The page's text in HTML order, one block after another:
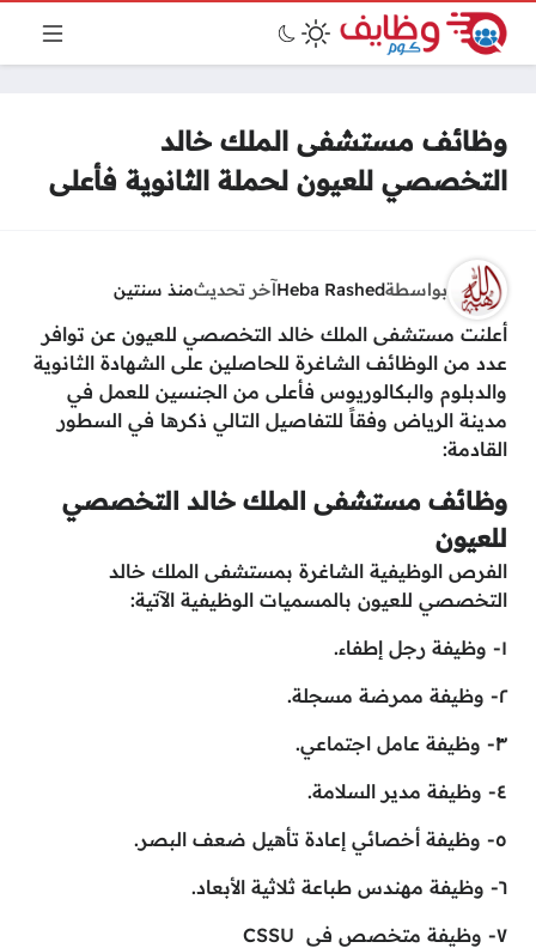
وظائف مستشفى الملك خالد
التخصصي للعيون لحملة الثانوية فأعلى
بواسطةHeba Rashedآخر تحديثمنذ سنتين
أعلنت مستشفى الملك خالد التخصصي للعيون عن توافر
عدد من الوظائف الشاغرة للحاصلين على الشهادة الثانوية
والدبلوم والبكالوريوس فأعلى من الجنسين للعمل في
مدينة الرياض وفقاً للتفاصيل التالي ذكرها في السطور
القادمة:
وظائف مستشفى الملك خالد التخصصي
للعيون
الفرص الوظيفية الشاغرة بمستشفى الملك خالد
التخصصي للعيون بالمسميات الوظيفية الآتية:
١- وظيفة رجل إطفاء.
٢- وظيفة ممرضة مسجلة.
٣- وظيفة عامل اجتماعي.
٤- وظيفة مدير السلامة.
٥- وظيفة أخصائي إعادة تأهيل ضعف البصر.
٦- وظيفة مهندس طباعة ثلاثية الأبعاد.
٧- وظيفة متخصص في CSSU